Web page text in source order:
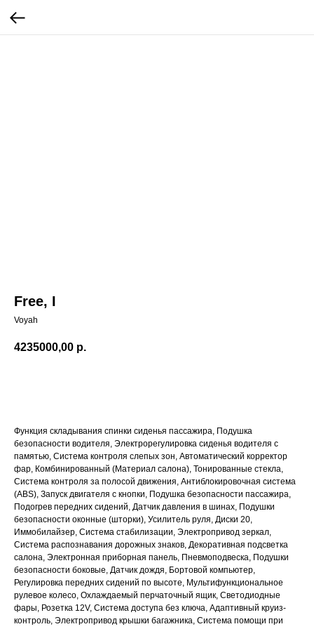
Free, I
Voyah
4235000,00 р.
Функция складывания спинки сиденья пассажира, Подушка
безопасности водителя, Электрорегулировка сиденья водителя с
памятью, Система контроля слепых зон, Автоматический корректор
фар, Комбинированный (Материал салона), Тонированные стекла,
Система контроля за полосой движения, Антиблокировочная система
(ABS), Запуск двигателя с кнопки, Подушка безопасности пассажира,
Подогрев передних сидений, Датчик давления в шинах, Подушки
безопасности оконные (шторки), Усилитель руля, Диски 20,
Иммобилайзер, Система стабилизации, Электропривод зеркал,
Система распознавания дорожных знаков, Декоративная подсветка
салона, Электронная приборная панель, Пневмоподвеска, Подушки
безопасности боковые, Датчик дождя, Бортовой компьютер,
Регулировка передних сидений по высоте, Мультифункциональное
рулевое колесо, Охлаждаемый перчаточный ящик, Светодиодные
фары, Розетка 12V, Система доступа без ключа, Адаптивный круиз-
контроль, Электропривод крышки багажника, Система помощи при